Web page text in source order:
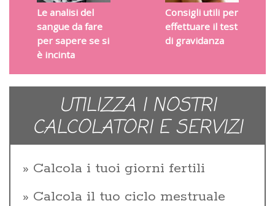
Le analisi del
sangue da fare
per sapere se si
è incinta
Consigli utili per
effettuare il test
di gravidanza
UTILIZZA I NOSTRI
CALCOLATORI E SERVIZI
Calcola i tuoi giorni fertili
Calcola il tuo ciclo mestruale